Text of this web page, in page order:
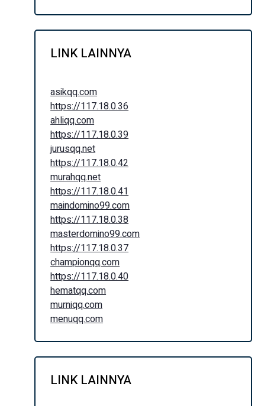
LINK LAINNYA
asikqq.com
https://117.18.0.36
ahliqq.com
https://117.18.0.39
jurusqq.net
https://117.18.0.42
murahqq.net
https://117.18.0.41
maindomino99.com
https://117.18.0.38
masterdomino99.com
https://117.18.0.37
championqq.com
https://117.18.0.40
hematqq.com
murniqq.com
menuqq.com
LINK LAINNYA